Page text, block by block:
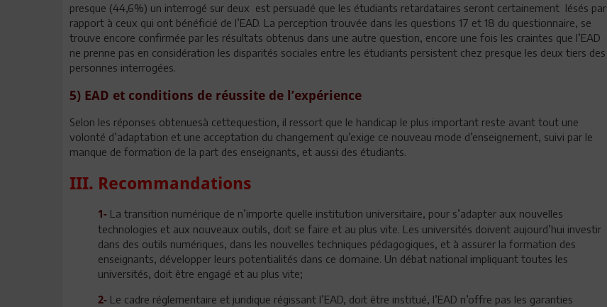
presque (44,6%) un interrogé sur deux est persuadé que les étudiants retardataires seront certainement lésés par
rapport à ceux qui ont bénéficié de l’EAD. La perception trouvée dans les questions 17 et 18 du questionnaire, se
trouve encore confirmée par les résultats obtenus dans une autre question, encore une fois les craintes que l’EAD
ne prenne pas en considération les disparités sociales entre les étudiants persistent chez presque les deux tiers des
personnes interrogées.
5) EAD et conditions de réussite de l’expérience
Selon les réponses obtenuesà cettequestion, il ressort que le handicap le plus important reste avant tout une
volonté d’adaptation et une acceptation du changement qu’exige ce nouveau mode d’enseignement, suivi par le
manque de formation de la part des enseignants, et aussi des étudiants.
III. Recommandations
1- La transition numérique de n’importe quelle institution universitaire, pour s’adapter aux nouvelles
technologies et aux nouveaux outils, doit se faire et au plus vite. Les universités doivent aujourd’hui investir
dans des outils numériques, dans les nouvelles techniques pédagogiques, et à assurer la formation des
enseignants, développer leurs potentialités dans ce domaine. Un débat national impliquant toutes les
universités, doit être engagé et au plus vite;
2- Le cadre réglementaire et juridique régissant l’EAD, doit être institué, l’EAD n’offre pas les garanties